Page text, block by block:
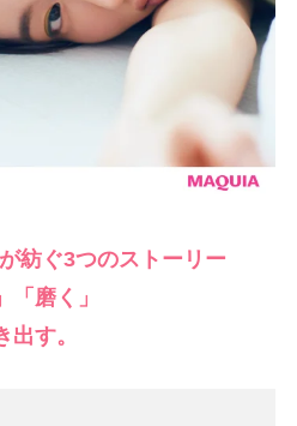
紡ぐ3つのストーリー
「磨く」
す。